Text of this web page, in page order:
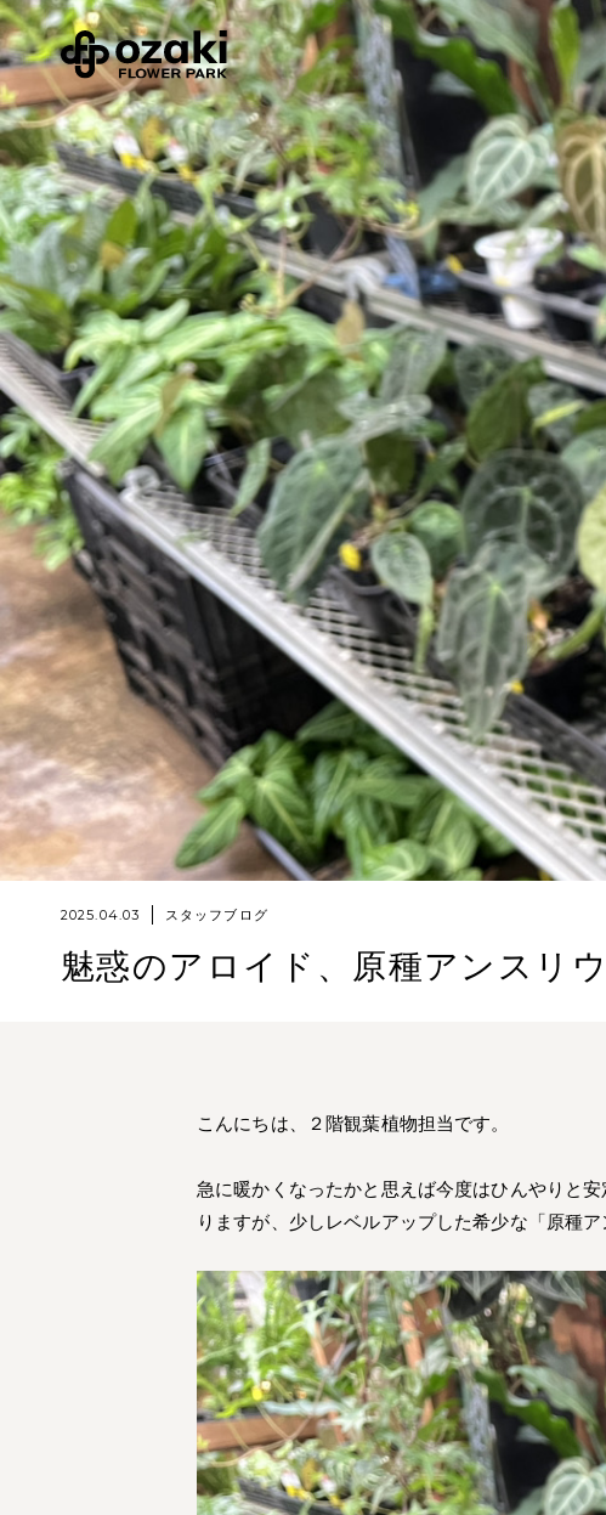
2025.04.03 スタッフブログ
魅惑のアロイド、原種アンスリ
こんにちは、２階観葉植物担当です。
急に暖かくなったかと思えば今度はひんやりと
りますが、少しレベルアップした希少な「原種